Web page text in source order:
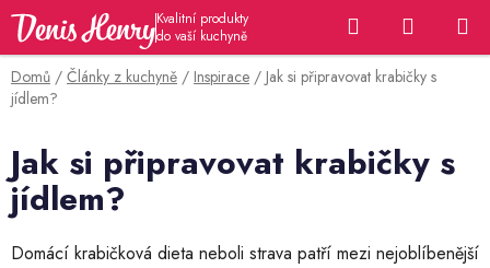
Přejít
obsah
Hledat
KOŠÍK
Domů / Články z kuchyně / Inspirace / Jak si připravovat krabičky s
jídlem?
Jak si připravovat krabičky s
jídlem?
Domácí krabičková dieta neboli strava patří mezi nejoblíbenější